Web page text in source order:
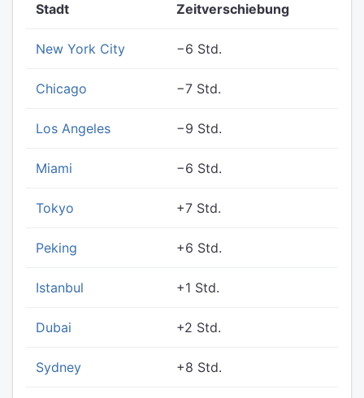
Stadt Zeitverschiebung
New York City −6 Std.
Chicago −7 Std.
Los Angeles −9 Std.
Miami −6 Std.
Tokyo +7 Std.
Peking +6 Std.
Istanbul +1 Std.
Dubai +2 Std.
Sydney +8 Std.